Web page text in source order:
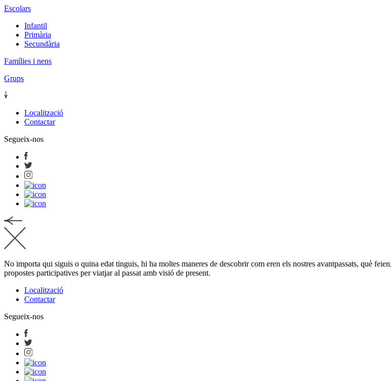
Escolars
Infantil
Primària
Secundària
Famílies i nens
Grups
Localització
Contactar
Segueix-nos
No importa qui siguis o quina edat tinguis, hi ha moltes maneres de descobrir com eren els nostres avantpassats, què
propostes participatives per viatjar al passat amb visió de present.
Localització
Contactar
Segueix-nos